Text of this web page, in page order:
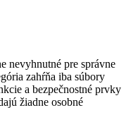
nevyhnutné pre správne
zahŕňa iba súbory
a bezpečnostné prvky
žiadne osobné